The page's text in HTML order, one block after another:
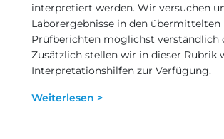
interpretiert werden. Wir versuchen
Laborergebnisse in den übermittelten
Prüfberichten möglichst verständlich
Zusätzlich stellen wir in dieser Rubrik
Interpretationshilfen zur Verfügung.
Weiterlesen >